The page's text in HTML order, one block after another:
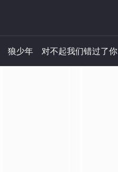
狼少年 对不起我们错过了你